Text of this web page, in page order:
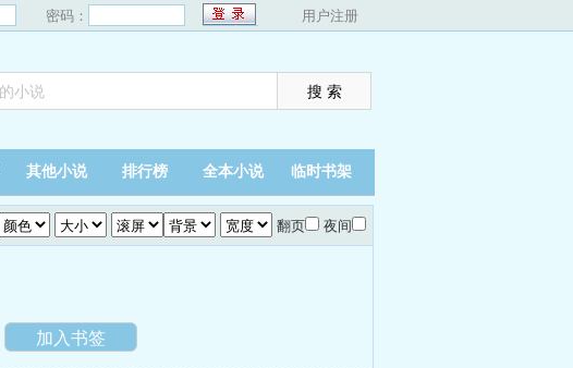
密码： 用户注册
其他小说 排行榜 全本小说 临时书架
翻页 夜间
加入书签